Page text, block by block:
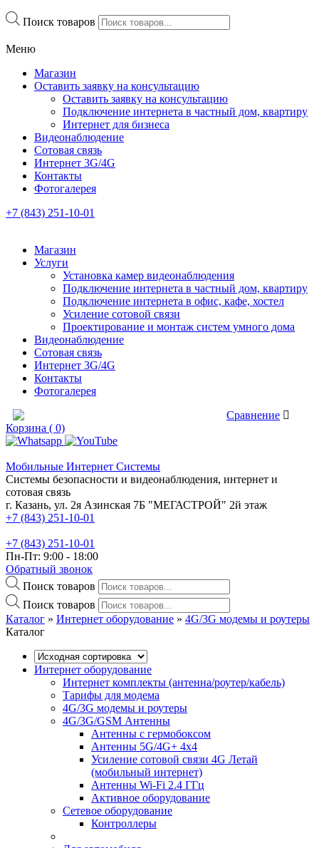
Поиск товаров
Меню
Магазин
Оставить заявку на консультацию
Оставить заявку на консультацию
Подключение интернета в частный дом, квартиру
Интернет для бизнеса
Видеонаблюдение
Сотовая связь
Интернет 3G/4G
Контакты
Фотогалерея
+7 (843) 251-10-01
Магазин
Услуги
Установка камер видеонаблюдения
Подключение интернета в частный дом, квартиру
Подключение интернета в офис, кафе, хостел
Усиление сотовой связи
Проектирование и монтаж систем умного дома
Видеонаблюдение
Сотовая связь
Интернет 3G/4G
Контакты
Фотогалерея
Сравнение
Корзина ( 0)
Мобильные Интернет Системы
Системы безопасности и видеонаблюдения, интернет и
сотовая связь
г. Казань, ул. 2я Азинская 7Б "МЕГАСТРОЙ" 2й этаж
+7 (843) 251-10-01
+7 (843) 251-10-01
Пн-Пт: 9:00 - 18:00
Обратный звонок
Поиск товаров
Поиск товаров
Каталог »‎ Интернет оборудование »‎ 4G/3G модемы и роутеры
Каталог
Интернет оборудование
Интернет комплекты (антенна/роутер/кабель)
Тарифы для модема
4G/3G модемы и роутеры
4G/3G/GSM Антенны
Антенны с гермобоксом
Антенны 5G/4G+ 4x4
Усиление сотовой связи 4G Летай
(мобильный интернет)
Антенны Wi-Fi 2.4 ГГц
Активное оборудование
Сетевое оборудование
Контроллеры